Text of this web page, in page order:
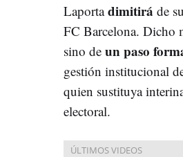
Laportadimitirá de
FC Barcelona. Dicho
sino de un paso
gestión institucional
quien sustituya
electoral.